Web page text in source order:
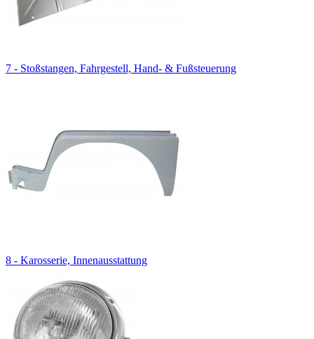
7 - Stoßstangen, Fahrgestell, Hand- & Fußsteuerung
8 - Karosserie, Innenausstattung